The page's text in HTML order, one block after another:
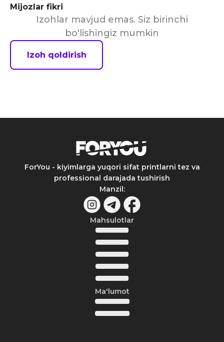
Mijozlar fikri
Izohlar mavjud emas. Siz birinchi
bo'lishingiz mumkin
Izoh qoldirish
ForYou - kiyimlarga yuqori sifat printlarni tez va
professional darajada tushirish
Manzil:
Mahsulotlar
Ma'lumot